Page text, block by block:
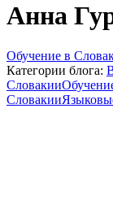
Анна
Обучение в
Категории блога:
Словакии
Словакии